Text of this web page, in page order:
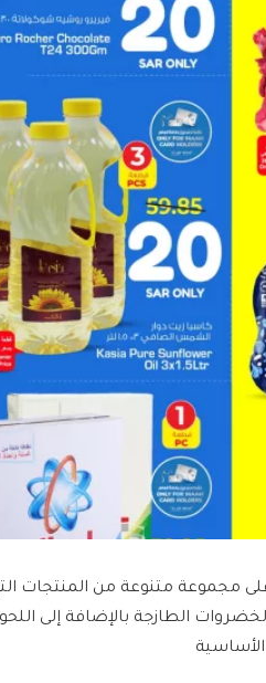
2024 تشمل تخفيضات هائلة على مجموعة متنوعة من المنتجات
الطازجة بالإضافة إلى